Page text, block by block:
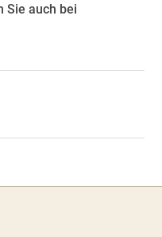
Sie auch bei